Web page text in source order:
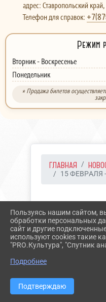
адрес: Ставропольский
Телефон для справок:
Режим
Вторник - Воскресенье
Понедельник
* Продажа билетов
ГЛАВНАЯ
15 ФЕВРАЛЯ
15
Пользуясь нашим сайтом,
обработки персональных
сайт и другие
используют cookies такие
"PRO.Культура", "Спутник
Подробнее
Подтверждаю